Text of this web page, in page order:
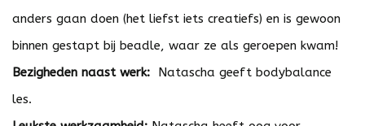
anders gaan doen (het liefst iets creatiefs) en is gewoon
binnen gestapt bij beadle, waar ze als geroepen kwam!
Bezigheden naast werk: Natascha geeft bodybalance
les.